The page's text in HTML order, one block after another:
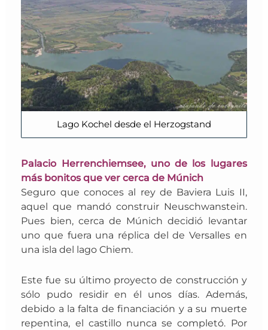
Lago Kochel desde el Herzogstand
Palacio Herrenchiemsee, uno de los lugares
más bonitos que ver cerca de Múnich
Seguro que conoces al rey de Baviera Luis II,
aquel que mandó construir Neuschwanstein.
Pues bien, cerca de Múnich decidió levantar
uno que fuera una réplica del de Versalles en
una isla del lago Chiem.
Estefue su último proyecto de construcción y
sólo pudo residir en él unos días. Además,
debido a la falta de financiación y a su muerte
repentina, el castillo nunca se completó. Por